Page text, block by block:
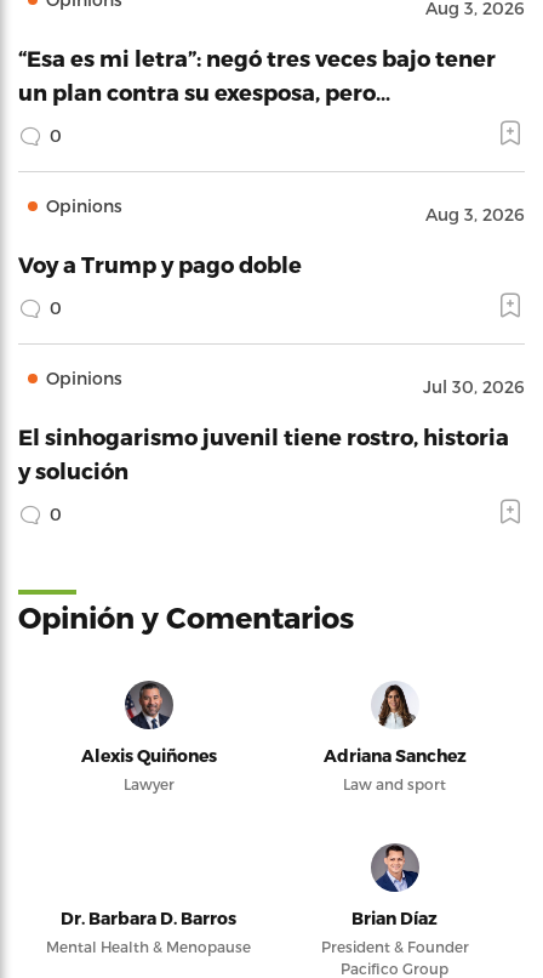
Aug 3, 2026
“Esa es mi letra”: negó tres veces bajo tener
un plan contra su exesposa, pero…
0
Opinions Aug 3, 2026
Voy a Trump y pago doble
0
Opinions Jul 30, 2026
El sinhogarismo juvenil tiene rostro, historia
y solución
0
Opinión y Comentarios
Alexis Quiñones
Lawyer
Adriana Sanchez
Law and sport
Dr. Barbara D. Barros
Mental Health & Menopause
Brian Díaz
President & Founder
Pacifico Group